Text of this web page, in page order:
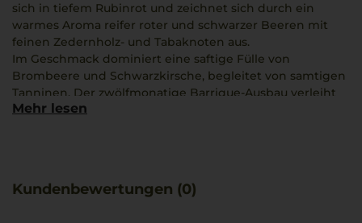
sich in tiefem Rubinrot und zeichnet sich durch ein
warmes Aroma reifer roter und schwarzer Beeren mit
feinen Zedernholz- und Tabaknoten aus.
Im Geschmack dominiert eine saftige Fülle von
Brombeere und Schwarzkirsche, begleitet von samtigen
Tanninen. Der zwölfmonatige Barrique-Ausbau verleiht
dem Wein eine angenehme Eleganz und Tiefe.
Mehr lesen
Kundenbewertungen (0)